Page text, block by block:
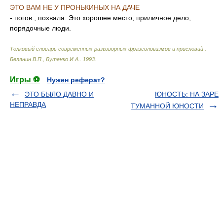
ЭТО ВАМ НЕ У ПРОНЬКИНЫХ НА ДАЧЕ
- погов., похвала. Это хорошее место, приличное дело,
порядочные люди.
Толковый словарь современных разговорных фразеологизмов и присловий
Белянин В.П., Бутенко И.А.
1993
Игры ⚽
Нужен реферат?
ЭТО БЫЛО ДАВНО И
НЕПРАВДА
ЮНОСТЬ: НА ЗАРЕ
ТУМАННОЙ ЮНОСТИ